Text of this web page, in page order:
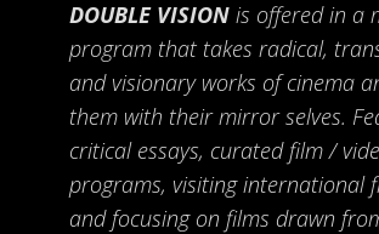
DOUBLE VISION is offered in a
program that takes radical,
and visionary works of cinema
them with their mirror selves.
critical essays, curated film /
programs, visiting international
and focusing on films drawn